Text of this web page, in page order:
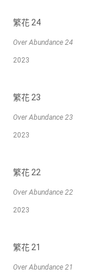
繁花 24
Over Abundance 24
2023
繁花 23
Over Abundance 23
2023
繁花 22
Over Abundance 22
2023
繁花 21
Over Abundance 21